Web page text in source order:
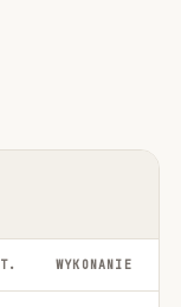
WYKONANIE